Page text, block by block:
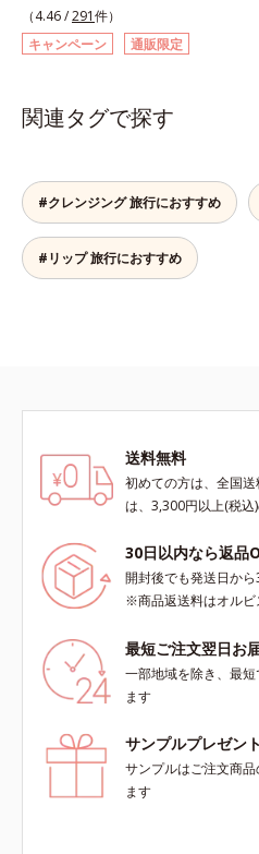
ース採用のぷるぷる濃密ジェルは、
メイクとなじみ始めると、とろける
ように液状に変化。しっかりメイク
リンコラーゲン(*)、ローヤルゼリー
で、お風呂場でもお使いいただけま
す。* 水溶性コラーゲン各商品の詳
しい情報は商品ページをご覧くださ
い。・BEAUTY夏祭りは、こちら
（4.46 /291件）
キャンペーン
通販限定
関連タグで探す
#クレンジング 旅行におすすめ
#リップ 旅行におすすめ
送料無料
初めての方は、全国
は、3,300円以上(税
30日以内なら返品
開封後でも発送日か
※商品返送料はオル
最短ご注文翌日お
一部地域を除き、最
ます
サンプルプレゼント
サンプルはご注文商
ます